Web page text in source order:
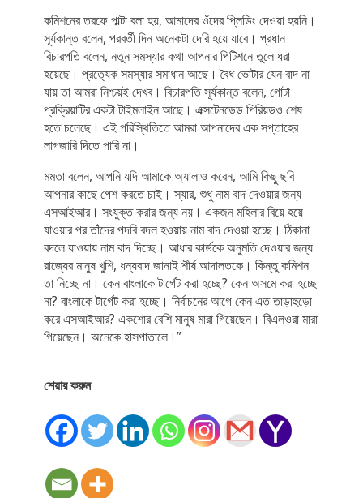
কমিশনের তরফে পাল্টা বলা হয়, আমাদের ওঁদের প্লিডিং দেওয়া হয়নি।
সূর্যকান্ত বলেন, পরবর্তী দিন অনেকটা দেরি হয়ে যাবে। প্রধান
বিচারপতি বলেন, নতুন সমস্যার কথা আপনার পিটিশনে তুলে ধরা
হয়েছে। প্রত্যেক সমস্যার সমাধান আছে। বৈধ ভোটার যেন বাদ না
যায় তা আমরা নিশ্চয়ই দেখব। বিচারপতি সূর্যকান্ত বলেন, গোটা
প্রক্রিয়াটির একটা টাইমলাইন আছে। এক্সটেনডেড পিরিয়ডও শেষ
হতে চলেছে। এই পরিস্থিতিতে আমরা আপনাদের এক সপ্তাহের
লাগজারি দিতে পারি না।
মমতা বলেন, আপনি যদি আমাকে অ‍্যালাও করেন, আমি কিছু ছবি
আপনার কাছে পেশ করতে চাই। স্যার, শুধু নাম বাদ দেওয়ার জন্য
এসআইআর। সংযুক্ত করার জন্য নয়। একজন মহিলার বিয়ে হয়ে
যাওয়ার পর তাঁদের পদবি বদল হওয়ায় নাম বাদ দেওয়া হচ্ছে। ঠিকানা
বদলে যাওয়ায় নাম বাদ দিচ্ছে। আধার কার্ডকে অনুমতি দেওয়ার জন্য
রাজ্যের মানুষ খুশি, ধন্যবাদ জানাই শীর্ষ আদালতকে। কিন্তু কমিশন
তা নিচ্ছে না। কেন বাংলাকে টার্গেট করা হচ্ছে? কেন অসমে করা হচ্ছে
না? বাংলাকে টার্গেট করা হচ্ছে। নির্বাচনের আগে কেন এত তাড়াহুড়ো
করে এসআইআর? একশোর বেশি মানুষ মারা গিয়েছেন। বিএলওরা মারা
গিয়েছেন। অনেকে হাসপাতালে।”
শেয়ার করুন